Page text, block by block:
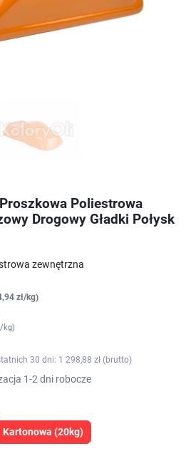
Poliestrowa
Drogowy Gładki Połysk
zewnętrzna
zł/kg)
kg)
30 dni: 1 298,88 zł (brutto)
1-2 dni robocze
Kartonowa (20kg)